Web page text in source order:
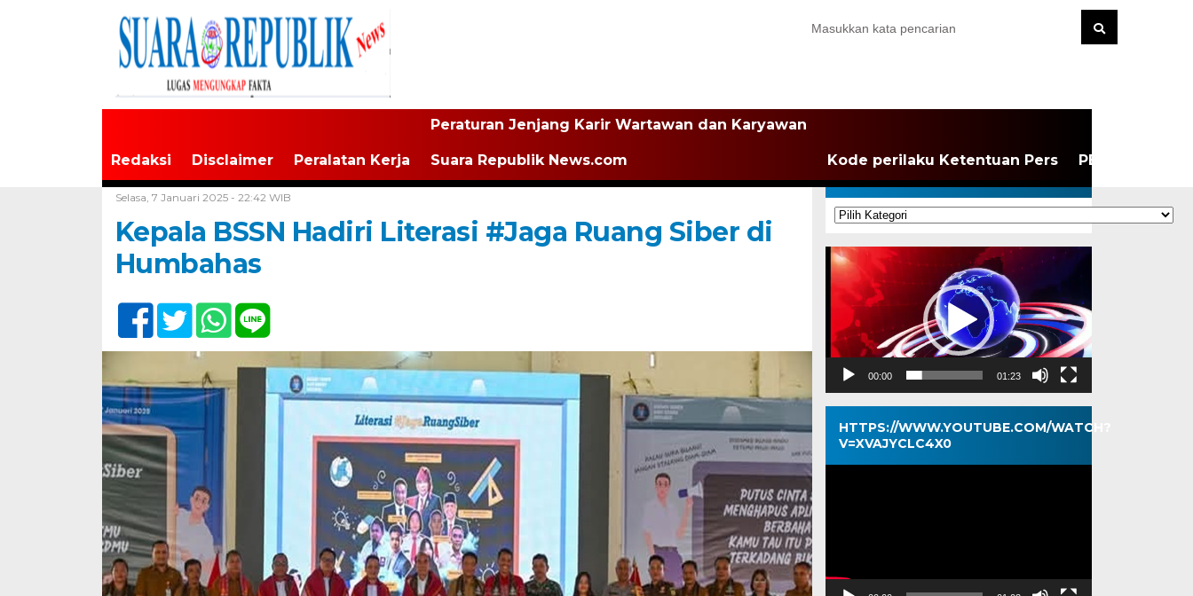
Redaksi Disclaimer Peralatan Kerja
Peraturan Jenjang Karir Wartawan dan Karyawan
Suara Republik News.com Kode perilaku Ketentuan Pers PEDOMAN
Selasa, 7 Januari 2025 - 22:42 WIB
Kepala BSSN Hadiri Literasi #Jaga Ruang Siber di
Humbahas
KATEGORI
Kategori
Pemutar
Video
00:00 01:23
HTTPS://WWW.YOUTUBE.COM/WATCH?
V=XVAJYCLC4X0
Pemutar